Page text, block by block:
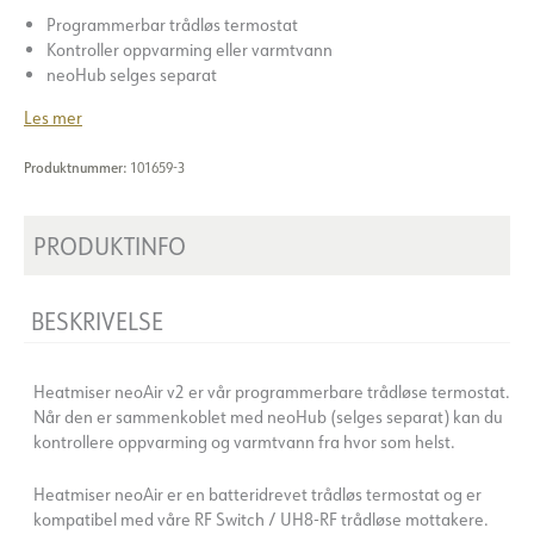
Programmerbar trådløs termostat
Kontroller oppvarming eller varmtvann
neoHub selges separat
Les mer
Produktnummer: 101659-3
PRODUKTINFO
BESKRIVELSE
Heatmiser neoAir v2 er vår programmerbare trådløse termostat.
Når den er sammenkoblet med neoHub (selges separat) kan du
kontrollere oppvarming og varmtvann fra hvor som helst.
Heatmiser neoAir er en batteridrevet trådløs termostat og er
kompatibel med våre RF Switch / UH8-RF trådløse mottakere.